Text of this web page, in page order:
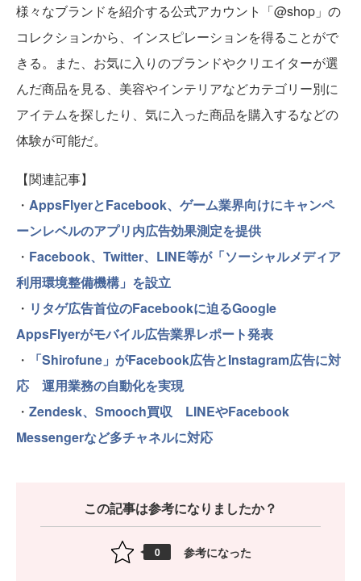
様々なブランドを紹介する公式アカウント「@shop」の
コレクションから、インスピレーションを得ることがで
きる。また、お気に入りのブランドやクリエイターが選
んだ商品を見る、美容やインテリアなどカテゴリー別に
アイテムを探したり、気に入った商品を購入するなどの
体験が可能だ。
【関連記事】
・ AppsFlyerとFacebook、ゲーム業界向けにキャンペ
ーンレベルのアプリ内広告効果測定を提供
・ Facebook、Twitter、LINE等が「ソーシャルメディア
利用環境整備機構」を設立
・ リタゲ広告首位のFacebookに迫るGoogle
AppsFlyerがモバイル広告業界レポート発表
・
「Shirofune」がFacebook広告とInstagram広告に対
応 運用業務の自動化を実現
・ Zendesk、Smooch買収 LINEやFacebook
Messengerなど多チャネルに対応
この記事は参考になりましたか？
0 参考になった